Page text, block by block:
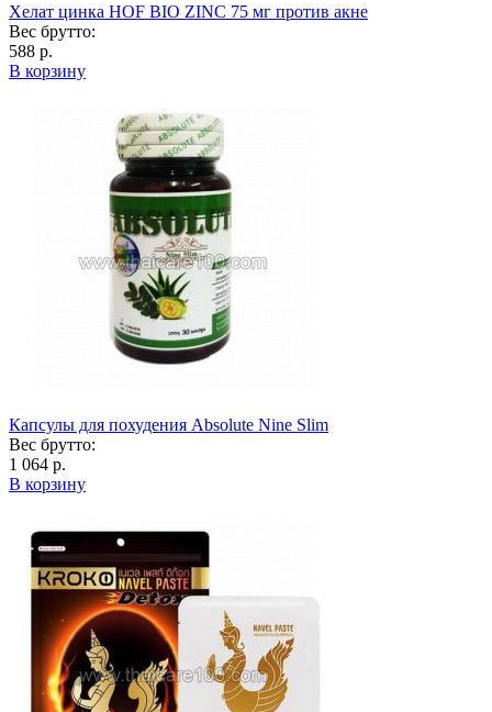
Хелат цинка HOF BIO ZINC 75 мг против акне
Вес брутто:
588 р.
В корзину
Капсулы для похудения Absolute Nine Slim
Вес брутто:
1 064 р.
В корзину